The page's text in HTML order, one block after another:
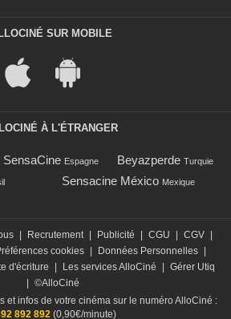
SUR MOBILE
À L'ÉTRANGER
SensaCine Espagne Beyazperde Turquie
Sensacine México Mexique
| Recrutement | Publicité | CGU | CGV |
cookies | Données Personnelles |
d'écriture | Les services AlloCiné | Gérer Utiq
| ©AlloCiné
et infos de votre cinéma sur le numéro AlloCiné :
892 892 (0,90€/minute)